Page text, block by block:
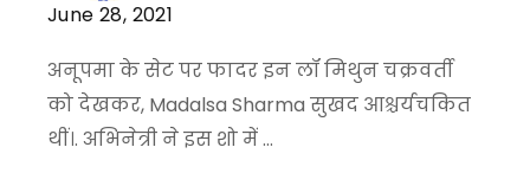
June 28, 2021
अनूपमा के सेट पर फादर इन लॉ मिथुन चक्रवर्ती
को देखकर, Madalsa Sharma सुखद आश्चर्यचकित
थीं।. अभिनेत्री ने इस शो में ...